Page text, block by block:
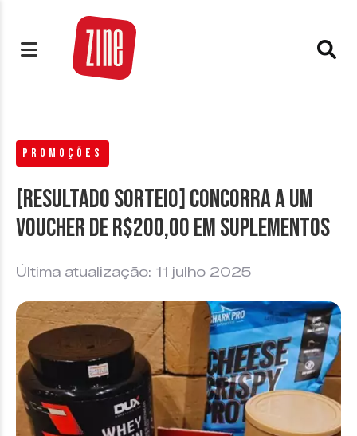
PROMOÇÕES
[RESULTADO SORTEIO] Concorra a um
voucher de R$200,00 em suplementos
Última atualização: 11 julho 2025